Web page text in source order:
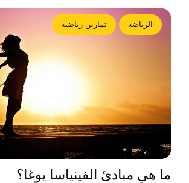
الرياضة تمارين رياضية
ما هي مبادئ الفينياسا يوغا؟